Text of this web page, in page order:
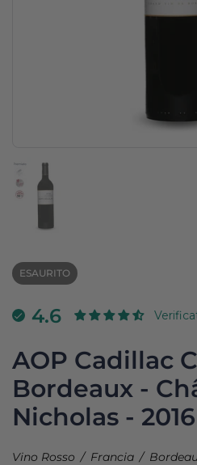
Mostra diapositiva 1
ESAURITO
4.6
AOP Cadillac
Bordeaux -
Nicholas - 2016
Vino Rosso Francia